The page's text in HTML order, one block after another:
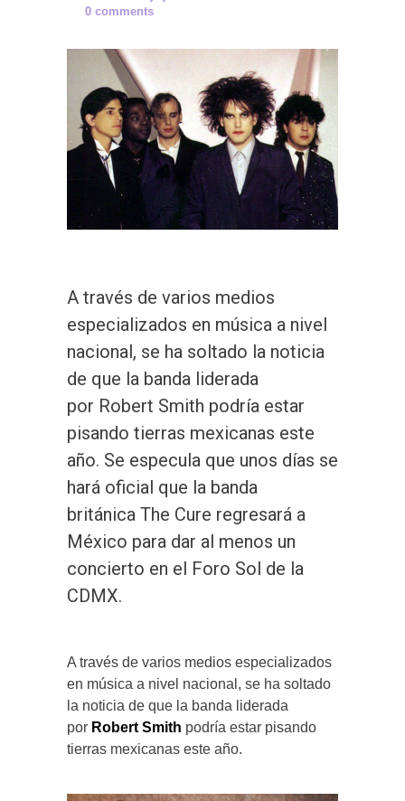
0 comments
A través de varios medios
especializados en música a nivel
nacional, se ha soltado la noticia
de que la banda liderada
por Robert Smith podría estar
pisando tierras mexicanas este
año. Se especula que unos días se
hará oficial que la banda
británica The Cure regresará a
México para dar al menos un
concierto en el Foro Sol de la
CDMX.
A través de varios medios especializados
en música a nivel nacional, se ha soltado
la noticia de que la banda liderada
por Robert Smith podría estar pisando
tierras mexicanas este año.